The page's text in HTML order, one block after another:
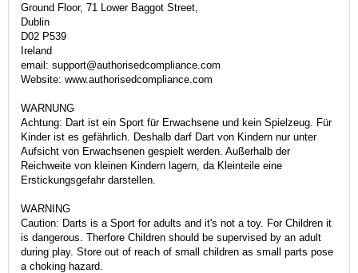
Ground Floor, 71 Lower Baggot Street,
Dublin
D02 P539
Ireland
email: support@authorisedcompliance.com
Website: www.authorisedcompliance.com
WARNUNG
Achtung: Dart ist ein Sport für Erwachsene und kein Spielzeug. Für
Kinder ist es gefährlich. Deshalb darf Dart von Kindern nur unter
Aufsicht von Erwachsenen gespielt werden. Außerhalb der
Reichweite von kleinen Kindern lagern, da Kleinteile eine
Erstickungsgefahr darstellen.
WARNING
Caution: Darts is a Sport for adults and it's not a toy. For Children it
is dangerous. Therfore Children should be supervised by an adult
during play. Store out of reach of small children as small parts pose
a choking hazard.